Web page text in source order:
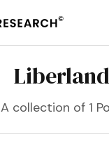
Liberland
A collection of 1